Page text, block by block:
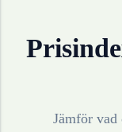
Jämför vad